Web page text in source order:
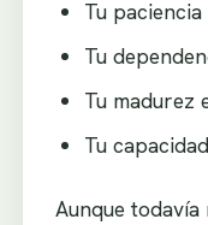
Tu paciencia
Tu
Tu madurez
Tu
Aunque